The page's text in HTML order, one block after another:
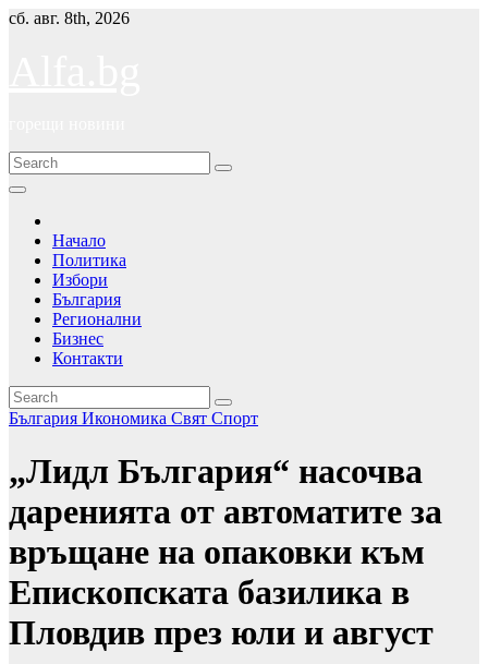
Skip
сб. авг. 8th, 2026
Начало
Политика
Избори
България
Регионални
Бизнес
Контакти
България Икономика Свят Спорт
„Лидл България“ насочва
даренията от автоматите за
връщане на опаковки към
Епископската базилика в
Пловдив през юли и август